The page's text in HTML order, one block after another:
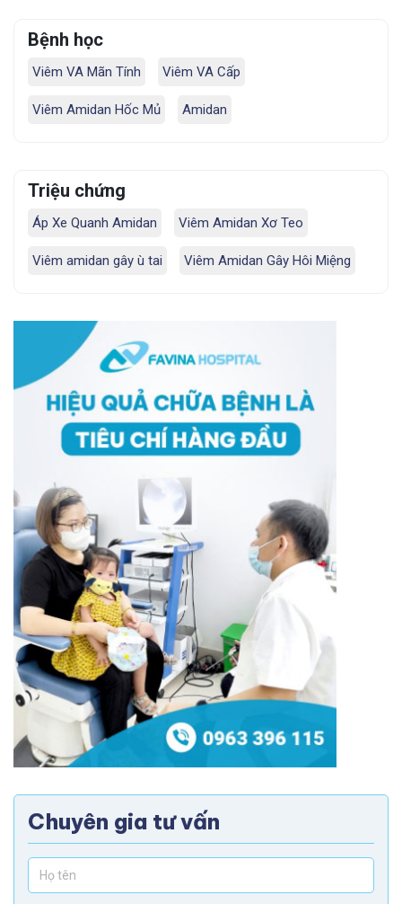
Bệnh học
Viêm VA Mãn Tính Viêm VA Cấp
Viêm Amidan Hốc Mủ Amidan
Triệu chứng
Áp Xe Quanh Amidan Viêm Amidan Xơ Teo
Viêm amidan gây ù tai Viêm Amidan Gây Hôi Miệng
Chuyên gia tư vấn